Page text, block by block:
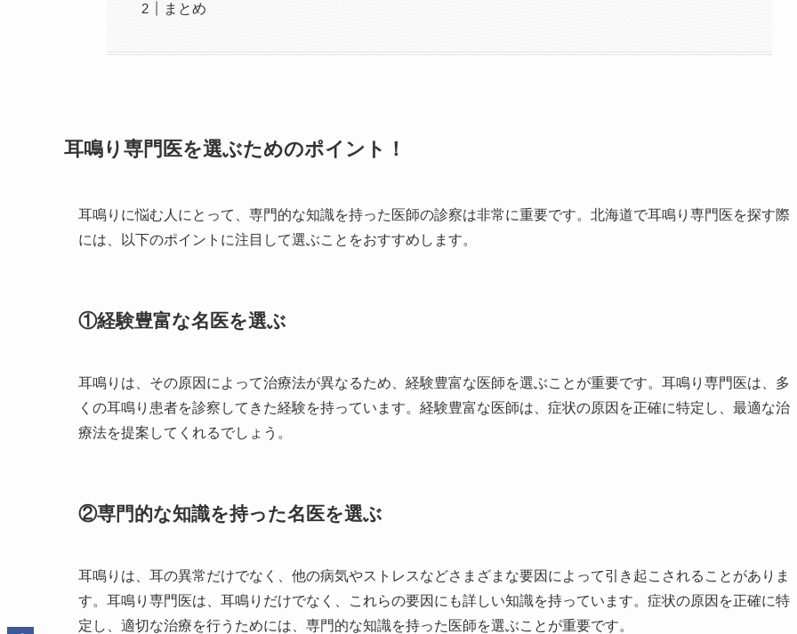
まとめ
耳鳴り専門医を選ぶためのポイント！
耳鳴りに悩む人にとって、専門的な知識を持った医師の診察は非常に重要です。北海道で耳鳴り専門医を探す際
には、以下のポイントに注目して選ぶことをおすすめします。
①経験豊富な名医を選ぶ
耳鳴りは、その原因によって治療法が異なるため、経験豊富な医師を選ぶことが重要です。耳鳴り専門医は、多
くの耳鳴り患者を診察してきた経験を持っています。経験豊富な医師は、症状の原因を正確に特定し、最適な治
療法を提案してくれるでしょう。
②専門的な知識を持った名医を選ぶ
耳鳴りは、耳の異常だけでなく、他の病気やストレスなどさまざまな要因によって引き起こされることがありま
す。耳鳴り専門医は、耳鳴りだけでなく、これらの要因にも詳しい知識を持っています。症状の原因を正確に特
定し、適切な治療を行うためには、専門的な知識を持った医師を選ぶことが重要です。